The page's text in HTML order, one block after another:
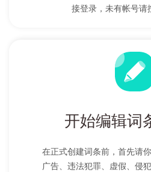
接登录，未有帐号请
开始编辑词
在正式创建词条前，首先请
广告、违法犯罪、虚假、侵